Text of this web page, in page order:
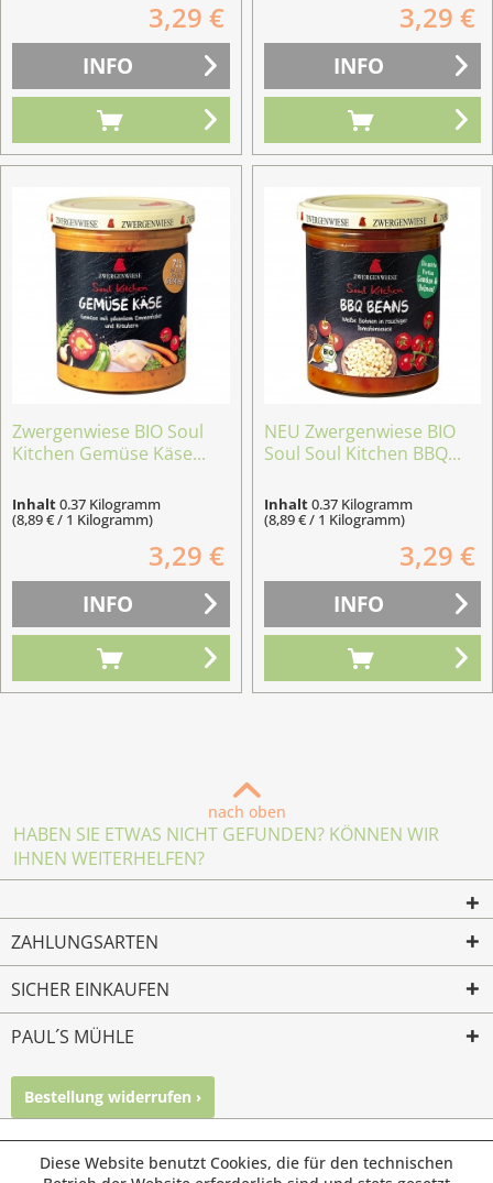
3,29 €
INFO
3,29 €
INFO
Zwergenwiese BIO Soul
Kitchen Gemüse Käse...
Inhalt0.37 Kilogramm
(8,89 € / 1 Kilogramm)
3,29 €
INFO
NEU Zwergenwiese BIO
Soul Soul Kitchen BBQ...
Inhalt0.37 Kilogramm
(8,89 € / 1 Kilogramm)
3,29 €
INFO
nach oben
HABEN SIE ETWAS NICHT GEFUNDEN? KÖNNEN WIR
IHNEN WEITERHELFEN?
ZAHLUNGSARTEN
SICHER EINKAUFEN
PAUL´S MÜHLE
Bestellung widerrufen ›
© Paul's Mühle | Inhaber: Christof Paul e.K. | Westring 2 |
Diese Website benutzt Cookies, die für den technischen